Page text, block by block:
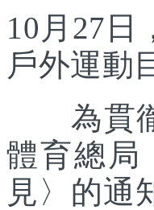
10月27日
戶外運動
為貫徹
體育總局
見〉的通